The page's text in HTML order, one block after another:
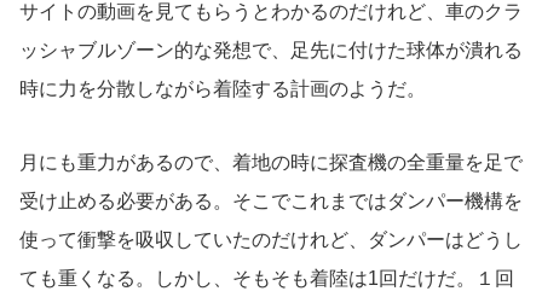
サイトの動画を見てもらうとわかるのだけれど、車のクラ
ッシャブルゾーン的な発想で、足先に付けた球体が潰れる
時に力を分散しながら着陸する計画のようだ。
月にも重力があるので、着地の時に探査機の全重量を足で
受け止める必要がある。そこでこれまではダンパー機構を
使って衝撃を吸収していたのだけれど、ダンパーはどうし
ても重くなる。しかし、そもそも着陸は1回だけだ。１回